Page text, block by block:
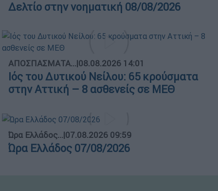
Δελτίο στην νοηματική 08/08/2026
ΑΠΟΣΠΑΣΜΑΤΑ...|08.08.2026 14:01
Ιός του Δυτικού Νείλου: 65 κρούσματα
στην Αττική – 8 ασθενείς σε ΜΕΘ
Ώρα Ελλάδος...|07.08.2026 09:59
Ώρα Ελλάδος 07/08/2026